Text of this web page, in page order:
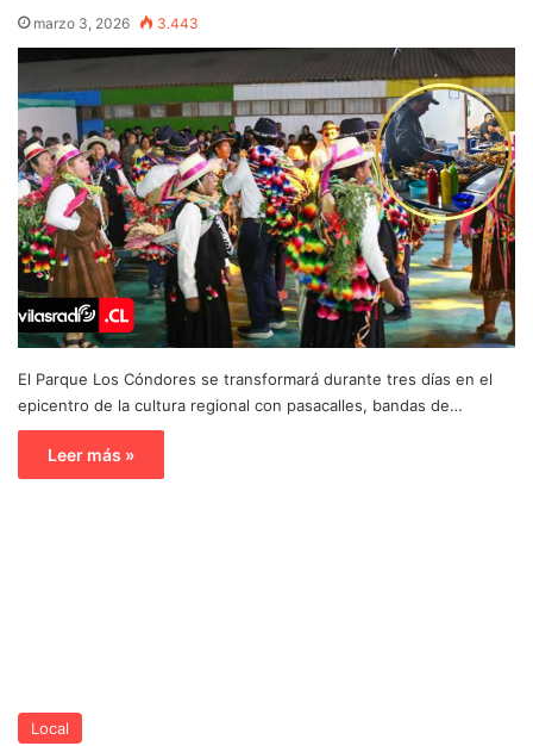
marzo 3, 2026 3.443
El Parque Los Cóndores se transformará durante tres días en el
epicentro de la cultura regional con pasacalles, bandas de…
Leer más »
Local